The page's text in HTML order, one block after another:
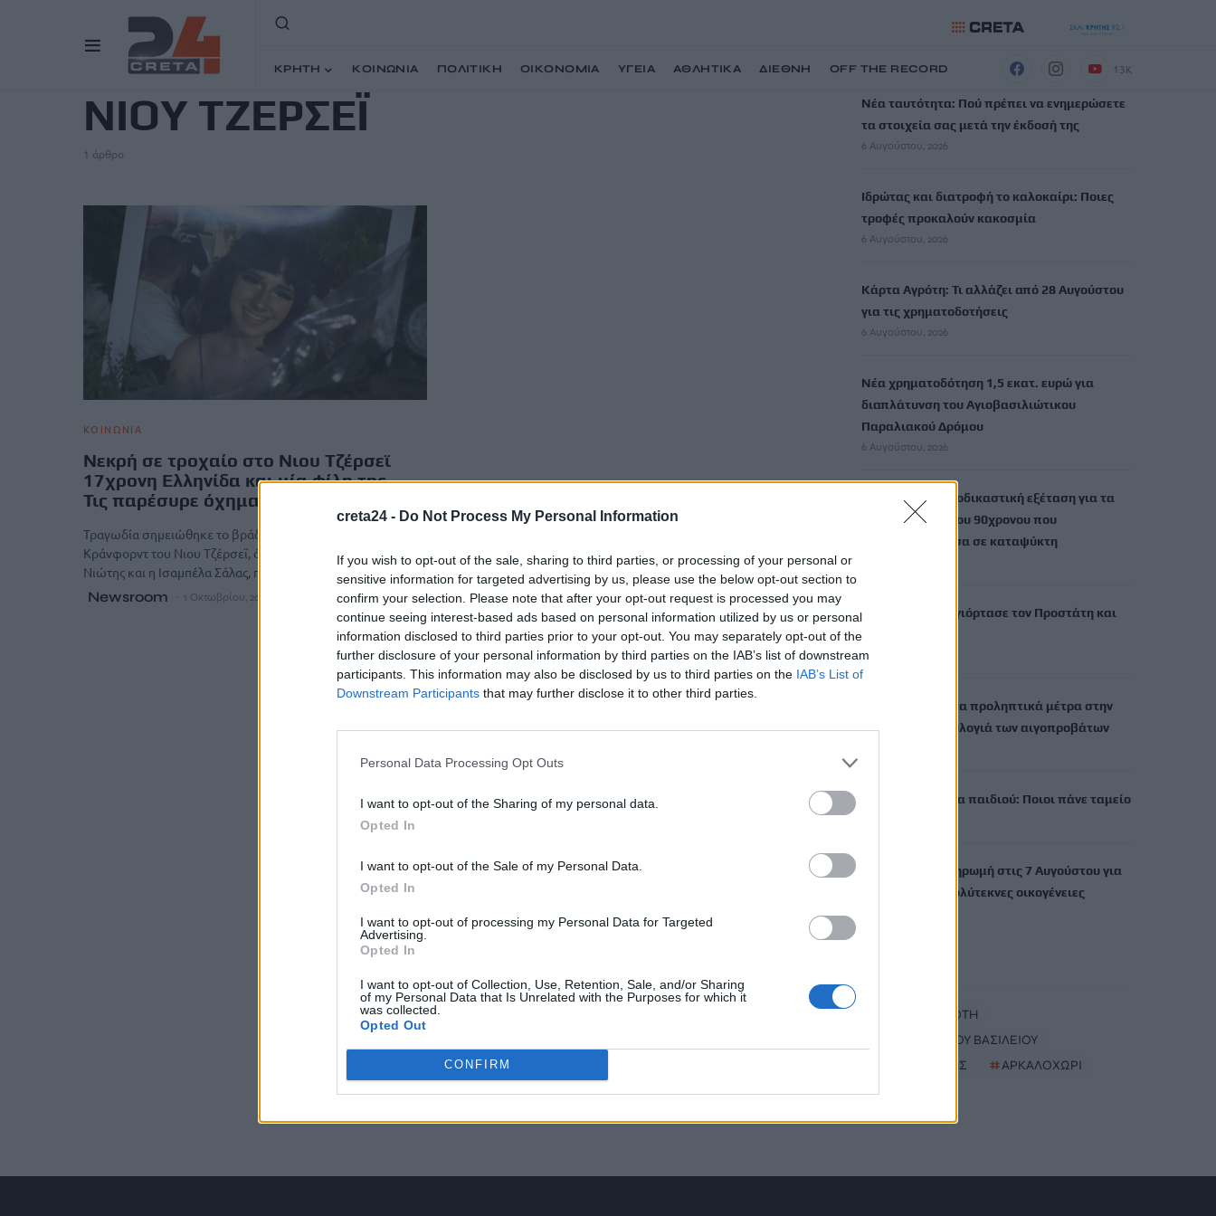
creta24 - Do Not Process My Personal Information
If you wish to opt-out of the sale, sharing to third parties, or processing of your personal or
sensitive information for targeted advertising by us, please use the below opt-out section to
confirm your selection. Please note that after your opt-out request is processed you may
continue seeing interest-based ads based on personal information utilized by us or personal
information disclosed to third parties prior to your opt-out. You may separately opt-out of the
further disclosure of your personal information by third parties on the IAB’s list of downstream
participants. This information may also be disclosed by us to third parties on the IAB’s List of
Downstream Participants that may further disclose it to other third parties.
Personal Data Processing Opt Outs
I want to opt-out of the Sharing of my personal data.
Opted In
I want to opt-out of the Sale of my Personal Data.
Opted In
I want to opt-out of processing my Personal Data for Targeted
Advertising.
Opted In
I want to opt-out of Collection, Use, Retention, Sale, and/or Sharing
of my Personal Data that Is Unrelated with the Purposes for which it
was collected.
Opted Out
CONFIRM
ΚΡΗΤΗ ΚΟΙΝΩΝΙΑ ΠΟΛΙΤΙΚΗ ΟΙΚΟΝΟΜΙΑ ΥΓΕΙΑ ΑΘΛΗΤΙΚΑ ΔΙΕΘΝΗ OFF THE RECORD 13K
ΝΙΟΥ ΤΖΕΡΣΕΪ
1 άρθρο
ΚΟΙΝΩΝΙΑ
Νεκρή σε τροχαίο στο Νιου Τζέρσεϊ
17χρονη Ελληνίδα και μία φίλη της –
Τις παρέσυρε όχημα συμμαθητή τους
Τραγωδία σημειώθηκε το βράδυ της Δευτέρας στο
Κράνφορντ του Νιου Τζέρσεϊ, όπου δύο 17χρονες, η Μαρία
Νιώτης και η Ισαμπέλα Σάλας, παρασύρθηκαν…
Newsroom 1 Οκτωβρίου, 2025
ΡΟΗ ΕΙΔΗΣΕΩΝ
Νέα ταυτότητα: Πού πρέπει να ενημερώσετε
τα στοιχεία σας μετά την έκδοσή της
6 Αυγούστου, 2026
Ιδρώτας και διατροφή το καλοκαίρι: Ποιες
τροφές προκαλούν κακοσμία
6 Αυγούστου, 2026
Κάρτα Αγρότη: Τι αλλάζει από 28 Αυγούστου
για τις χρηματοδοτήσεις
6 Αυγούστου, 2026
Νέα χρηματοδότηση 1,5 εκατ. ευρώ για
διαπλάτυνση του Αγιοβασιλιώτικου
Παραλιακού Δρόμου
6 Αυγούστου, 2026
Τι δείχνει η ιατροδικαστική εξέταση για τα
αίτια θανάτου του 90χρονου που
εντοπίστηκε μέσα σε καταψύκτη
Το Αρκαλοχώρι γιόρτασε τον Προστάτη και
Πολιούχο του
6 Αυγούστου, 2026
Παρατείνονται τα προληπτικά μέτρα στην
Κρήτη για την ευλογιά των αιγοπροβάτων
Έκτακτο επίδομα παιδιού: Ποιοι πάνε ταμείο
ΟΠΕΚΑ: Νέα πληρωμή στις 7 Αυγούστου για
τρίτεκνες και πολύτεκνες οικογένειες
ΚΑΡΤΑ ΑΓΡΟΤΗ
ΔΗΜΟΣ ΑΓΙΟΥ ΒΑΣΙΛΕΙΟΥ
ΚΑΤΑΨΥΚΤΗΣ #ΑΡΚΑΛΟΧΩΡΙ